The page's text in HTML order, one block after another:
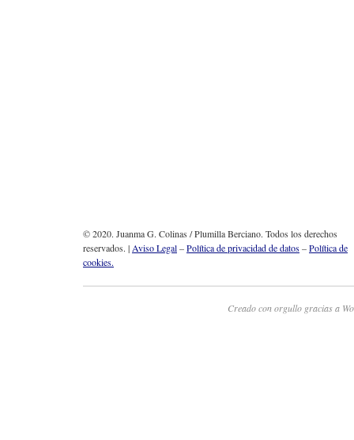
© 2020. Juanma G. Colinas / Plumilla Berciano. Todos los derechos
reservados. |Aviso Legal–Política de privacidad de datos–Política de
cookies.
Creado con orgullo gracias a